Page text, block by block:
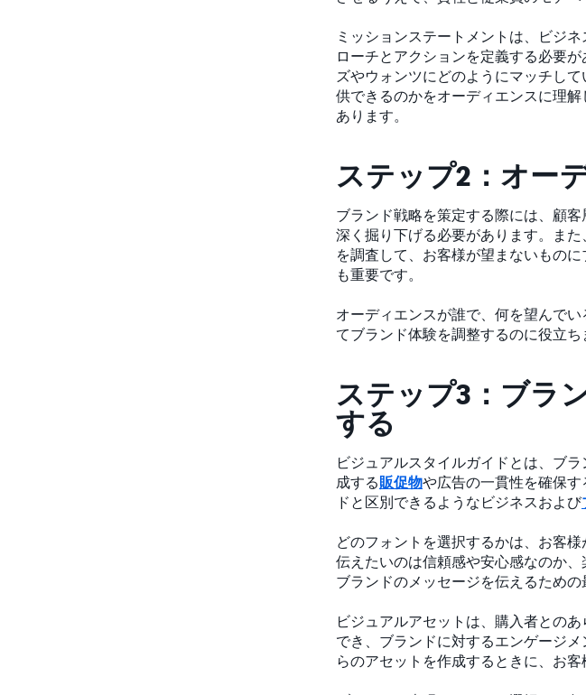
ミッションステートメントは、ビジ
ローチとアクションを定義する必要
ズやウォンツにどのようにマッチし
供できるのかをオーディエンスに理解
あります。
ステップ2：オー
ブランド戦略を策定する際には、顧客
深く掘り下げる必要があります。ま
を調査して、お客様が望まないもの
も重要です。
オーディエンスが誰で、何を望んで
てブランド体験を調整するのに役立ち
ステップ3：ブラ
する
ビジュアルスタイルガイドとは、ブ
成する販促物や広告の一貫性を確保
ドと区別できるようなビジネスおよび
どのフォントを選択するかは、お客
伝えたいのは信頼感や安心感なのか
ブランドのメッセージを伝えるための
ビジュアルアセットは、購入者との
でき、ブランドに対するエンゲージ
らのアセットを作成するときに、お